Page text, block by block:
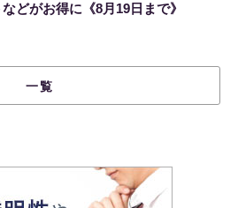
どがお得に《8月19日まで》
一覧